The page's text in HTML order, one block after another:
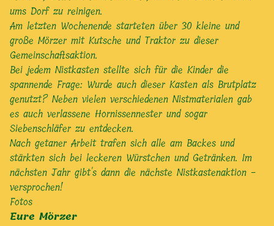
ums Dorf zu reinigen.
Am letzten Wochenende starteten über 30 kleine und
große Mörzer mit Kutsche und Traktor zu dieser
Gemeinschaftsaktion.
Bei jedem Nistkasten stellte sich für die Kinder die
spannende Frage: Wurde auch dieser Kasten als Brutplatz
genutzt? Neben vielen verschiedenen Nistmaterialen gab
es auch verlassene Hornissennester und sogar
Siebenschläfer zu entdecken.
Nach getaner Arbeit trafen sich alle am Backes und
stärkten sich bei leckeren Würstchen und Getränken. Im
nächsten Jahr gibt's dann die nächste Nistkastenaktion -
versprochen!
Fotos
Eure Mörzer